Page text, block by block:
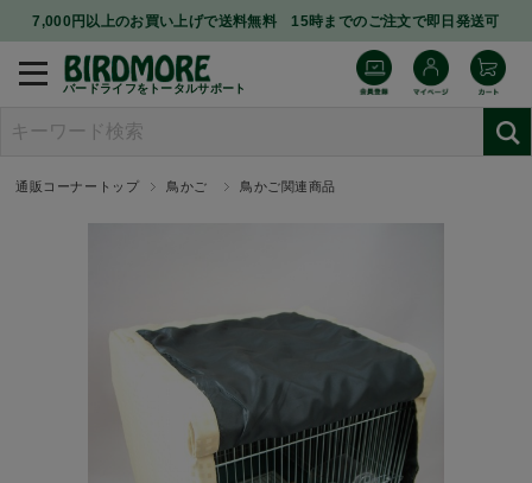
7,000円以上のお買い上げで送料無料 15時までのご注文で即日発送可
バードライフをトータルサポート
通販コーナートップ 鳥かご 鳥かご関連商品